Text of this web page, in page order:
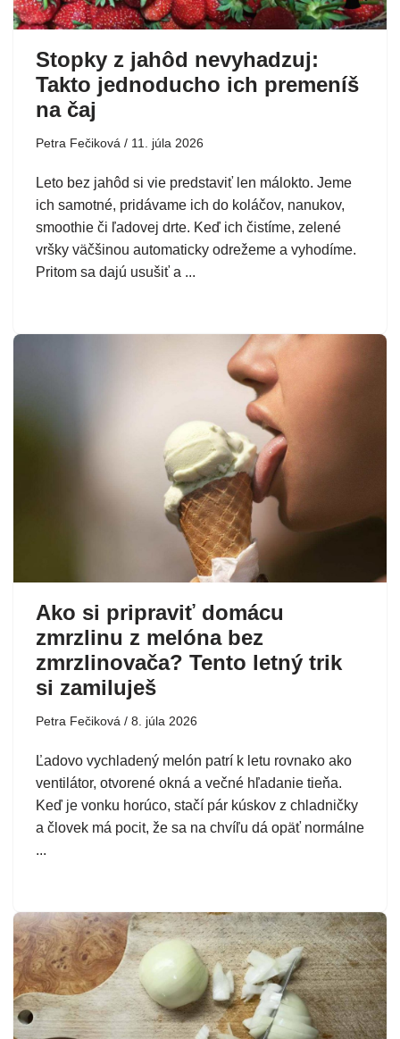
Stopky z jahôd nevyhadzuj:
Takto jednoducho ich premeníš
na čaj
Petra Fečiková 11. júla 2026
Leto bez jahôd si vie predstaviť len málokto. Jeme
ich samotné, pridávame ich do koláčov, nanukov,
smoothie či ľadovej drte. Keď ich čistíme, zelené
vršky väčšinou automaticky odrežeme a vyhodíme.
Pritom sa dajú usušiť a ...
Ako si pripraviť domácu
zmrzlinu z melóna bez
zmrzlinovača? Tento letný trik
si zamiluješ
Petra Fečiková 8. júla 2026
Ľadovo vychladený melón patrí k letu rovnako ako
ventilátor, otvorené okná a večné hľadanie tieňa.
Keď je vonku horúco, stačí pár kúskov z chladničky
a človek má pocit, že sa na chvíľu dá opäť normálne
...